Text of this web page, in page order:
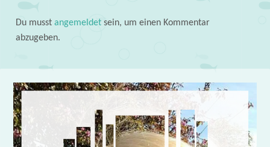
Du musst angemeldetsein, um einen Kommentar
abzugeben.